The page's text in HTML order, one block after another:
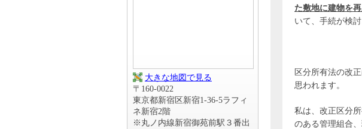
た敷地に建物を
いて、手続が検討
区分所有法の改
思われます。
私は、改正区分
のある管理組合
大きな地図で見る
〒160-0022
東京都新宿区新宿1-36-5ラフィ
ネ新宿2階
※丸ノ内線新宿御苑前駅３番出